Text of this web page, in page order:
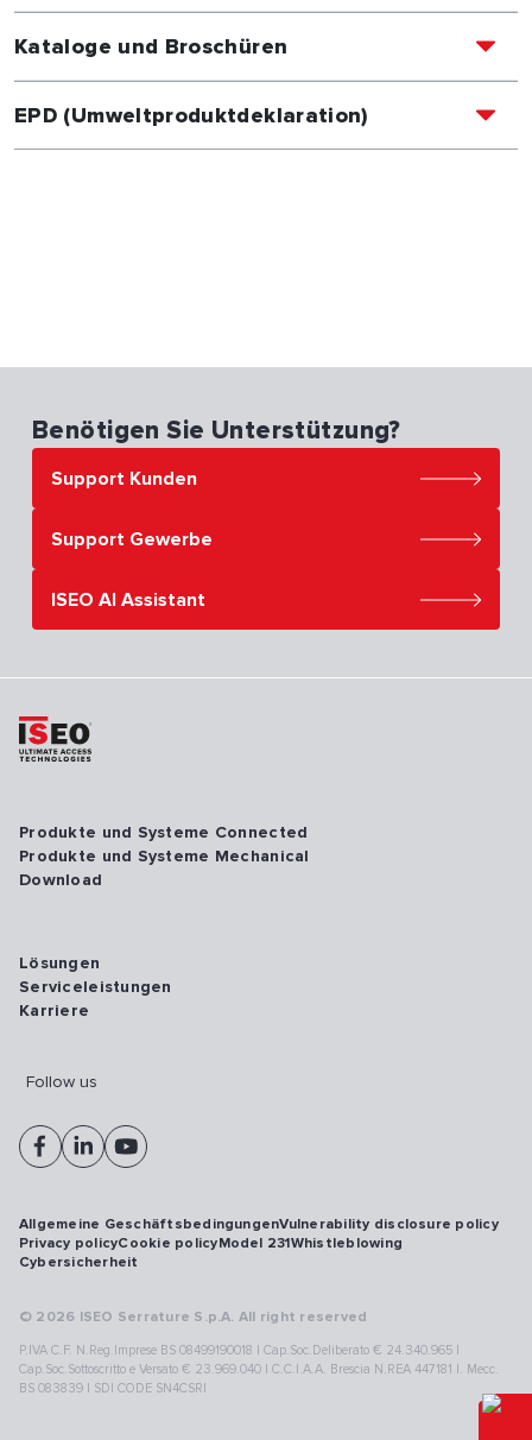
Kataloge und Broschüren
EPD (Umweltproduktdeklaration)
Benötigen Sie Unterstützung?
Support Kunden
Support Gewerbe
ISEO AI Assistant
Produkte und Systeme Connected
Produkte und Systeme Mechanical
Download
Lösungen
Serviceleistungen
Karriere
Follow us
© 2026 ISEO Serrature S.p.A. All right reserved
P.IVA C.F. N.Reg.Imprese BS 08499190018 | Cap.Soc.Deliberato € 24.340.965 |
Cap.Soc.Sottoscritto e Versato € 23.969.040 | C.C.I.A.A. Brescia N.REA 447181 |. Mecc.
BS 083839 | SDI CODE SN4CSRI
Allgemeine GeschäftsbedingungenVulnerability disclosure policy
Privacy policyCookie policyModel 231Whistleblowing
Cybersicherheit